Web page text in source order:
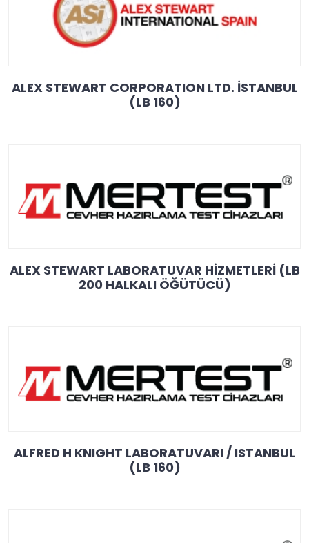
ALEX STEWART CORPORATION LTD. İSTANBUL
(LB 160)
ALEX STEWART LABORATUVAR HİZMETLERİ (LB
200 HALKALI ÖĞÜTÜCÜ)
ALFRED H KNIGHT LABORATUVARI / ISTANBUL
(LB 160)